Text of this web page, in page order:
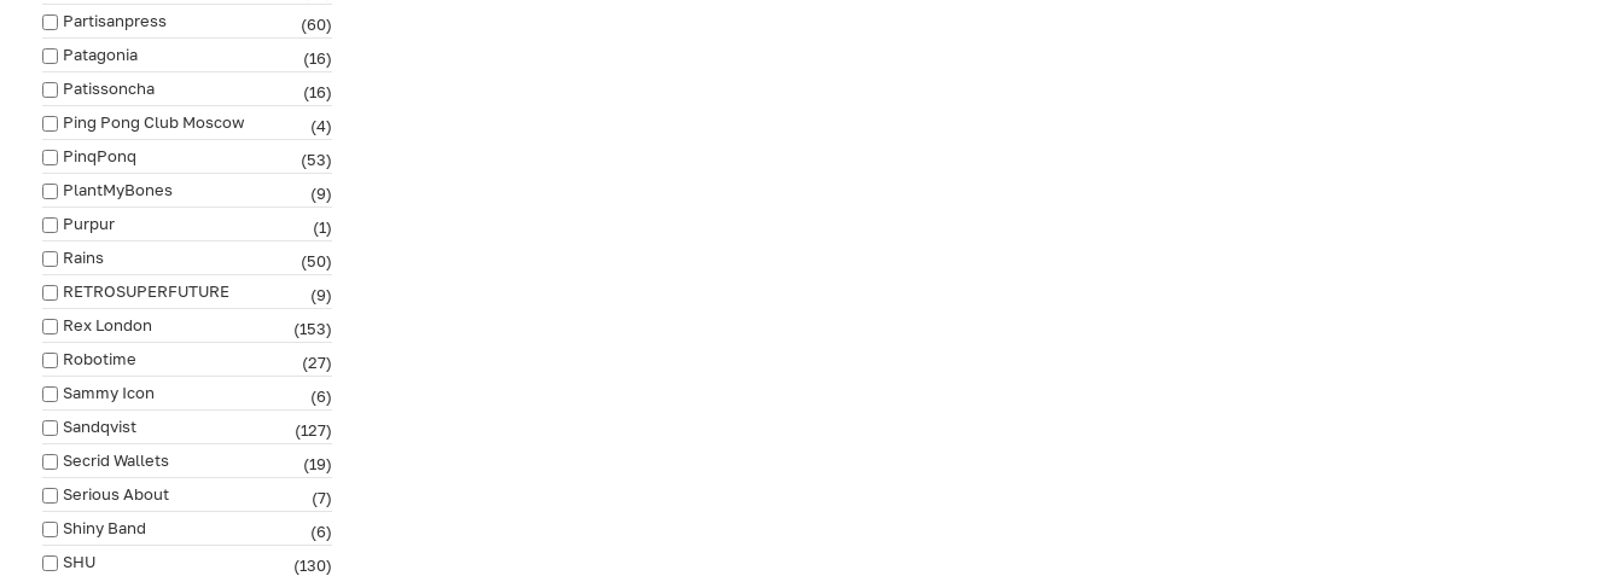
Partisanpress
(60)
Patagonia
(16)
Patissoncha
(16)
Ping Pong Club Moscow
(4)
PinqPonq
(53)
PlantMyBones
(9)
Purpur
(1)
Rains
(50)
RETROSUPERFUTURE
(9)
Rex London
(153)
Robotime
(27)
Sammy Icon
(6)
Sandqvist
(127)
Secrid Wallets
(19)
Serious About
(7)
Shiny Band
(6)
SHU
(130)